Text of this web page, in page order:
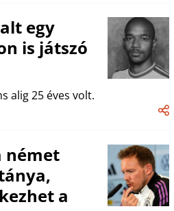
egy
is játszó
alig 25 éves volt.
német
a